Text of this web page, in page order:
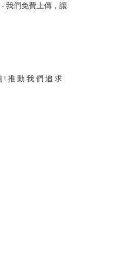
我們免費上傳，讓
! 推 動 我 們 追 求